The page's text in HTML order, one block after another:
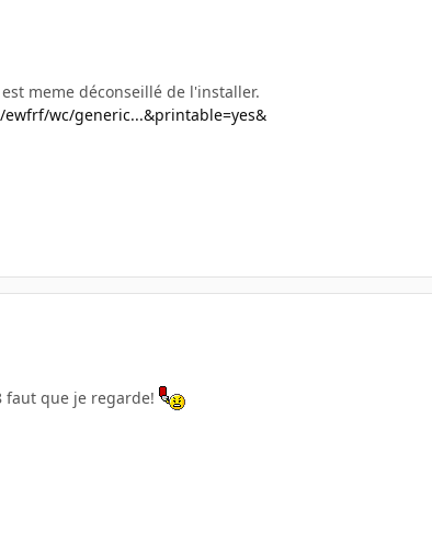
meme déconseillé de l'installer.
wc/generic...&printable=yes&
faut que je regarde!